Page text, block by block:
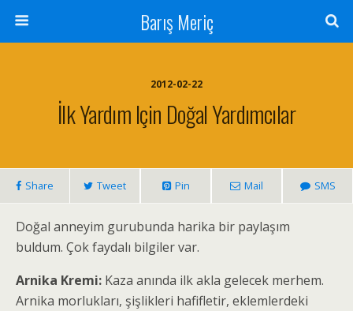
Barış Meriç
2012-02-22
İlk Yardım Için Doğal Yardımcılar
Share Tweet Pin Mail SMS
Doğal anneyim gurubunda harika bir paylaşım
buldum. Çok faydalı bilgiler var.
Arnika Kremi: Kaza anında ilk akla gelecek merhem.
Arnika morlukları, şişlikleri hafifletir, eklemlerdeki